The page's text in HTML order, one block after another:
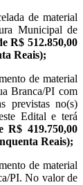
de material
Municipal de
R$ 512.850,00
Reais);
de material
Branca/PI com
previstas no(s)
Edital e terá
R$ 419.750,00
Reais);
de material
PI. No valor de